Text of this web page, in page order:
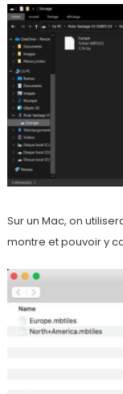
Sur un Mac, on
montre et pouvoir y